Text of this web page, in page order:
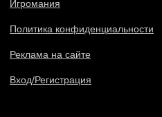
Игромания
Политика конфиденциальности
Реклама на сайте
Вход/Регистрация